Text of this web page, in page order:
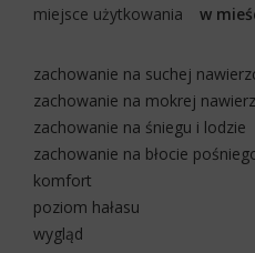
miejsce użytkowania
w
zachowanie na suchej
zachowanie na mokrej
zachowanie na śniegu i lodzie
zachowanie na błocie
komfort
poziom hałasu
wygląd